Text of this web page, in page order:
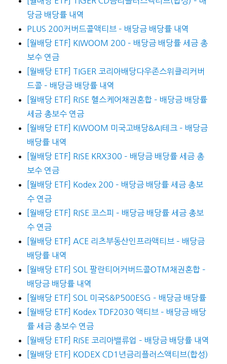
당금 배당률 내역
PLUS 200커버드콜액티브 – 배당금 배당률 내역
[월배당 ETF] KIWOOM 200 – 배당금 배당률 세금 총
보수 연금
[월배당 ETF] TIGER 코리아배당다우존스위클리커버
드콜 – 배당금 배당률 내역
[월배당 ETF] RISE 헬스케어채권혼합 – 배당금 배당률
세금 총보수 연금
[월배당 ETF] KIWOOM 미국고배당&AI테크 – 배당금
배당률 내역
[월배당 ETF] RISE KRX300 – 배당금 배당률 세금 총
보수 연금
[월배당 ETF] Kodex 200 – 배당금 배당률 세금 총보
수 연금
[월배당 ETF] RISE 코스피 – 배당금 배당률 세금 총보
수 연금
[월배당 ETF] ACE 리츠부동산인프라액티브 – 배당금
배당률 내역
[월배당 ETF] SOL 팔란티어커버드콜OTM채권혼합 –
배당금 배당률 내역
[월배당 ETF] SOL 미국S&P500ESG – 배당금 배당률
[월배당 ETF] Kodex TDF2030 액티브 – 배당금 배당
률 세금 총보수 연금
[월배당 ETF] RISE 코리아밸류업 – 배당금 배당률 내역
[월배당 ETF] KODEX CD1년금리플러스액티브(합성)